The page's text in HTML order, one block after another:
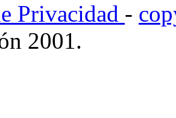
Privacidad -
2001.